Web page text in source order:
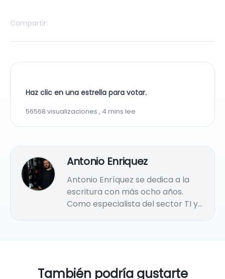
Compartir:
Haz clic en una estrella para votar.
56568 visualizaciones , 4 mins lee
Antonio Enriquez
Antonio Enríquez se dedica a la
escritura con más ocho años.
Como especialista del sector TI y
También podría gustarte